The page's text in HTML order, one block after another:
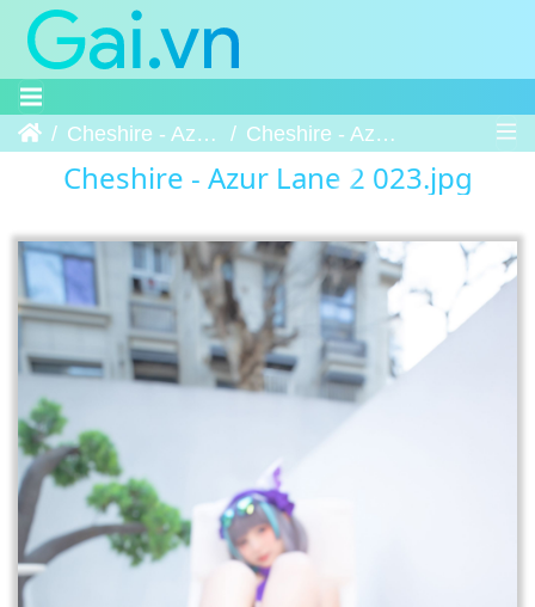
Trang chủCheshire - Azur Lane 2 Cheshire - Azur Lane 2 023
Cheshire - Azur Lane 2 023.jpg